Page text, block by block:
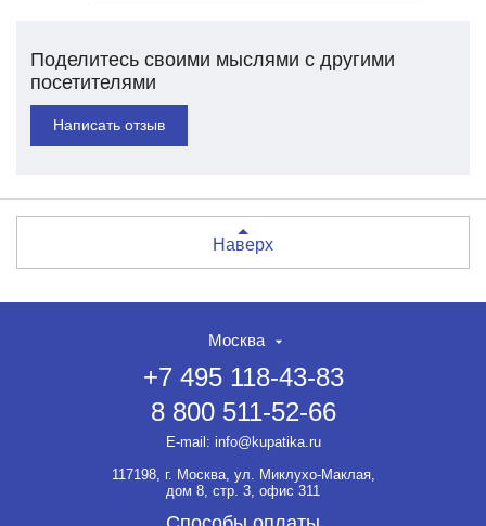
Поделитесь своими мыслями с другими
посетителями
Написать отзыв
Наверх
Москва
+7 495 118-43-83
8 800 511-52-66
E-mail: info@kupatika.ru
117198, г. Москва, ул. Миклухо-Маклая,
дом 8, стр. 3, офис 311